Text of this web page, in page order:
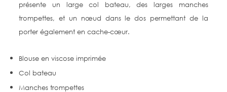
présente un large col bateau, des larges manches
trompettes, et un nœud dans le dos permettant de la
porter également en cache-cœur.
Blouse en viscose imprimée
Col bateau
Manches trompettes